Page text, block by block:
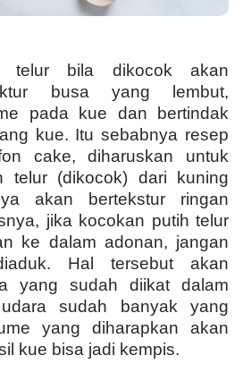
telur bila dikocok akan
busa yang lembut,
pada kue dan bertindak
kue. Itu sebabnya resep
cake, diharuskan untuk
telur (dikocok) dari kuning
akan bertekstur ringan
jika kocokan putih telur
ke dalam adonan, jangan
Hal tersebut akan
yang sudah diikat dalam
sudah banyak yang
yang diharapkan akan
kue bisa jadi kempis.